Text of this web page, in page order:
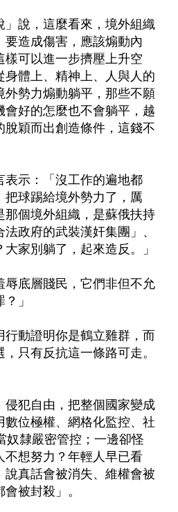
」說，這麼看來，境外組織
要造成傷害，應該煽動內
樣可以進一步擠壓上升空
身體上、精神上、人與人的
勢力煽動躺平，那些不願
會好的怎麼也不會躺平，越
脫穎而出創造條件，這錢不
表示：「沒工作的遍地都
把球踢給境外勢力了，厲
那個境外組織，是蘇俄扶持
政府的武裝漢奸集團」、
大家別躺了，起來造反。」
辱底層賤民，它們非但不允
」
行動證明你是鶴立雞群，而
只有反抗這一條路可走。
侵犯自由，把整個國家變成
數位極權、網格化監控、社
奴隸嚴密管控；一邊卻怪
不想努力？年輕人早已看
說真話會被消失、維權會被
被封殺」。